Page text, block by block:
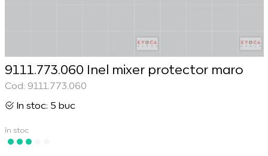
9111.773.060 Inel mixer protector maro
Cod: 9111.773.060
In stoc: 5 buc
în stoc